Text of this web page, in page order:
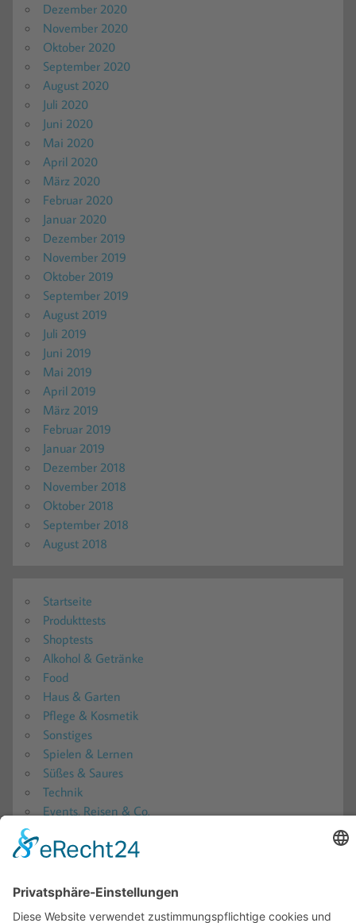
Dezember 2020
November 2020
Oktober 2020
September 2020
August 2020
Juli 2020
Juni 2020
Mai 2020
April 2020
März 2020
Februar 2020
Januar 2020
Dezember 2019
November 2019
Oktober 2019
September 2019
August 2019
Juli 2019
Juni 2019
Mai 2019
April 2019
März 2019
Februar 2019
Januar 2019
Dezember 2018
November 2018
Oktober 2018
September 2018
August 2018
Startseite
Produkttests
Shoptests
Alkohol & Getränke
Food
Haus & Garten
Pflege & Kosmetik
Sonstiges
Spielen & Lernen
Süßes & Saures
Technik
Events, Reisen & Co.
Produkttester werden 2026: Alle aktuellen Produkttests
Produkttest-Portale